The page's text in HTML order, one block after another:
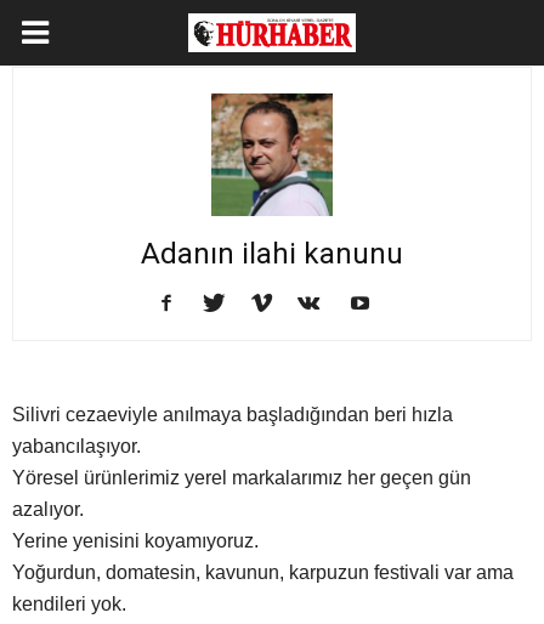
Adanın ilahi kanunu
Silivri cezaeviyle anılmaya başladığından beri hızla
yabancılaşıyor.
Yöresel ürünlerimiz yerel markalarımız her geçen gün
azalıyor.
Yerine yenisini koyamıyoruz.
Yoğurdun, domatesin, kavunun, karpuzun festivali var ama
kendileri yok.